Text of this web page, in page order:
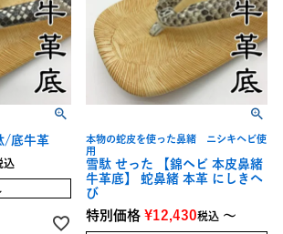
/底牛革
込
本物の蛇皮を使った鼻緒 ニシキヘビ使
用
雪駄 せった 【錦ヘビ 本皮鼻緒
牛革底】 蛇鼻緒 本革 にしきへ
び
特別価格 ¥12,430税込 〜